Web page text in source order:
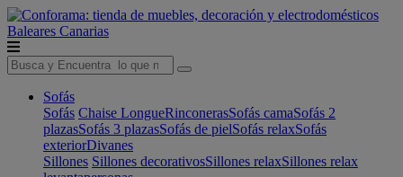
Baleares Canarias
Sofás
Sofás Chaise LongueRinconerasSofás camaSofás 2
plazasSofás 3 plazasSofás de pielSofás relaxSofás
exteriorDivanes
Sillones Sillones decorativosSillones relaxSillones relax